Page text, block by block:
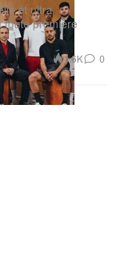
et ultra
toute première
1.6K 0